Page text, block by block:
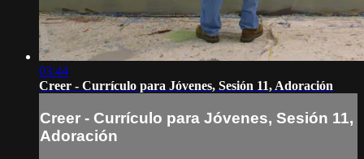
03:44
Creer - Currículo para Jóvenes, Sesión 11, Adoración
Creer - Currículo para Jóvenes, Sesión 11,
Adoración